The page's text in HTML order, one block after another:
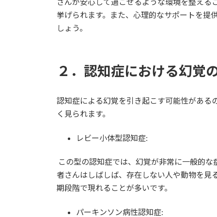
挙げられます。また、心理的なサポートを提
しょう。
２．認知症における幻覚
認知症による幻覚を引き起こす可能性がある
く見られます。
レビー小体型認知症:
この型の認知症では、幻覚が非常に一般的
者さんはしばしば、存在しない人や動物を見
期段階で現れることが多いです。
パーキンソン病性認知症: